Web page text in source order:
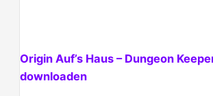
Origin Auf’s Haus – Dungeon
downloaden